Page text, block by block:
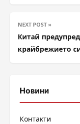
NEXT POST »
Китай
крайбрежието
Новини
Контакти